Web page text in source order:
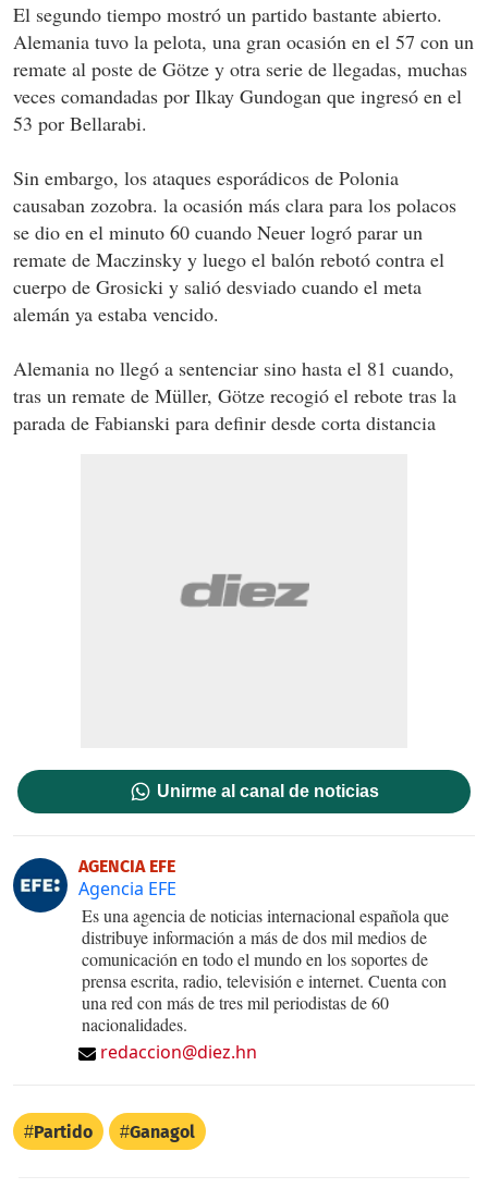
El segundo tiempo mostró un partido bastante abierto.
Alemania tuvo la pelota, una gran ocasión en el 57 con un
remate al poste de Götze y otra serie de llegadas, muchas
veces comandadas por Ilkay Gundogan que ingresó en el
53 por Bellarabi.
Sin embargo, los ataques esporádicos de Polonia
causaban zozobra. la ocasión más clara para los polacos
se dio en el minuto 60 cuando Neuer logró parar un
remate de Maczinsky y luego el balón rebotó contra el
cuerpo de Grosicki y salió desviado cuando el meta
alemán ya estaba vencido.
Alemania no llegó a sentenciar sino hasta el 81 cuando,
tras un remate de Müller, Götze recogió el rebote tras la
parada de Fabianski para definir desde corta distancia
Unirme al canal de noticias
AGENCIA EFE
Agencia EFE
Es una agencia de noticias internacional española que
distribuye información a más de dos mil medios de
comunicación en todo el mundo en los soportes de
prensa escrita, radio, televisión e internet. Cuenta con
una red con más de tres mil periodistas de 60
nacionalidades.
redaccion@diez.hn
Partido Ganagol